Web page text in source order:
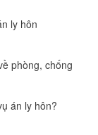
ly hôn
phòng, chống
án ly hôn?